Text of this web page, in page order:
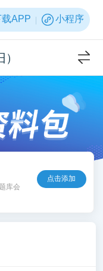
载APP 小程序
库会
点击添加